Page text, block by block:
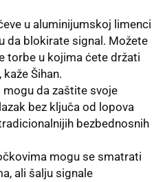
u aluminijumskoj limenci
da blokirate signal. Možete
torbe u kojima ćete držati
Šihan.
mogu da zaštite svoje
bez ključa od lopova
bezbednosnih
mogu se smatrati
ali šalju signale